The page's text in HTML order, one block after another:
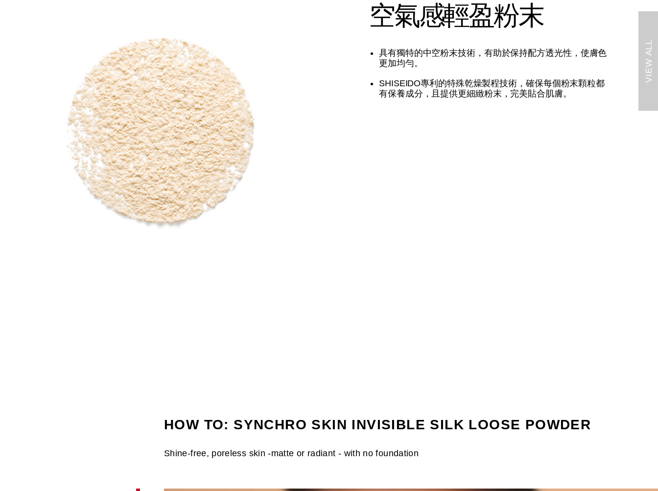
空氣感輕盈粉末
具有獨特的中空粉末技術，有助於保持配方透光性，使膚色
更加均勻。
SHISEIDO專利的特殊乾燥製程技術，確保每個粉末顆粒都
有保養成分，且提供更細緻粉末，完美貼合肌膚。
VIEW ALL
HOW TO: SYNCHRO SKIN INVISIBLE SILK LOOSE POWDER
Shine-free, poreless skin -matte or radiant - with no foundation